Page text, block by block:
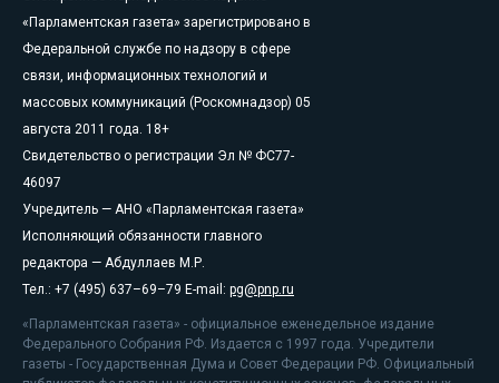
«Парламентская газета» зарегистрировано в
Федеральной службе по надзору в сфере
связи, информационных технологий и
массовых коммуникаций (Роскомнадзор) 05
августа 2011 года. 18+
Свидетельство о регистрации Эл № ФС77-
46097
Учредитель — АНО «Парламентская газета»
Исполняющий обязанности главного
редактора — Абдуллаев М.Р.
Тел.: +7 (495) 637–69–79 E-mail: pg@pnp.ru
«Парламентская газета» - официальное еженедельное издание
Федерального Собрания РФ. Издается с 1997 года. Учредители
газеты - Государственная Дума и Совет Федерации РФ. Официальный